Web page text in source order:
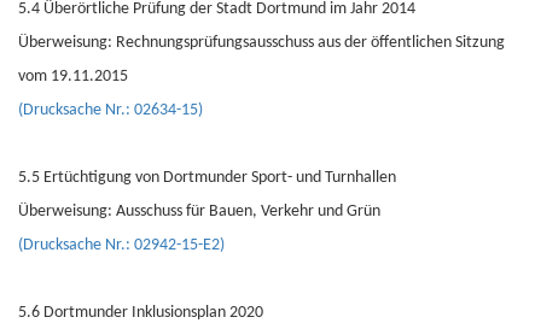
5.4 Überörtliche Prüfung der Stadt Dortmund im Jahr 2014
Überweisung: Rechnungsprüfungsausschuss aus der öffentlichen Sitzung
vom 19.11.2015
(Drucksache Nr.: 02634-15)
5.5 Ertüchtigung von Dortmunder Sport- und Turnhallen
Überweisung: Ausschuss für Bauen, Verkehr und Grün
(Drucksache Nr.: 02942-15-E2)
5.6 Dortmunder Inklusionsplan 2020